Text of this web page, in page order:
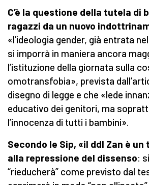
C’è la questione della tutela di
ragazzi da un nuovo
«l’ideologia gender, già entrata
si imporrà in maniera ancora
l’istituzione della giornata sulla
omotransfobia», prevista
disegno di legge e che «lede
educativo dei genitori, ma
l’innocenza di tutti i bambini».
Secondo le Sip, «il ddl Zan è
alla repressione del dissenso:
“rieducherà” come previsto dal